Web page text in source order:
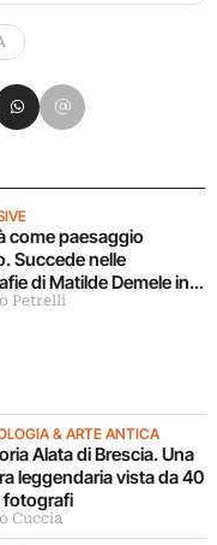
come paesaggio
Succede nelle
di Matilde Demele in
a Roma
Petrelli
& ARTE ANTICA
Alata di Brescia. Una
leggendaria vista da 40
fotografi
Cuccia
LinkedIn
su Pinterest
su WhatsApp
Condividi su Email